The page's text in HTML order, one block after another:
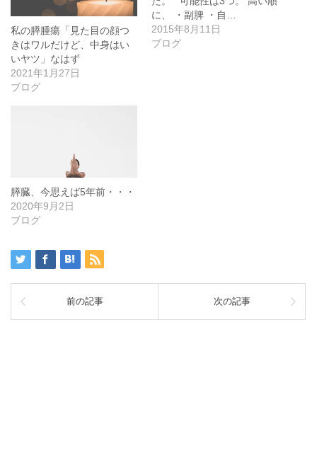
私の膵腫瘍「見た目の顔つ
きはワルだけど、中身はい
いヤツ」なはず
2021年1月27日
ブログ
に、 ・副脾 ・自…
2015年8月11日
ブログ
膵臓、今思えば5年前・・・
2020年9月2日
ブログ
前の記事 次の記事